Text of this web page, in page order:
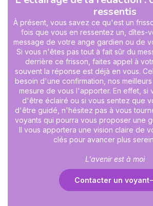
ressentis
À présent, vous savez ce qu'est un
fois que vous en ressentez un, dîtes-
message de votre ange gardien ou de
Si vous n'êtes pas tout à fait sûr du
derrière ce frisson, faites appel à
souvent la réponse est déjà en vous.
besoin d'une confirmation, nos
mesure de vous l'apporter. En effet, si
d'être éclairé ou si vous sentez que
d'être guidé, n'hésitez pas à vous
voyants qui pourra vous proposer une
Il vous apportera une vision claire de
clés pour avancer plus
L'avenir est à moi
Contacter un voyant